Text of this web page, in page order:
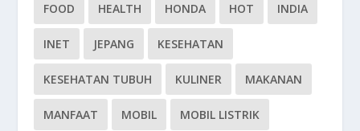
FOOD HEALTH HONDA HOT INDIA
INET JEPANG KESEHATAN
KESEHATAN TUBUH KULINER MAKANAN
MANFAAT MOBIL MOBIL LISTRIK